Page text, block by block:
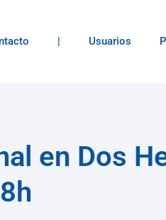
| Usuarios
en Dos